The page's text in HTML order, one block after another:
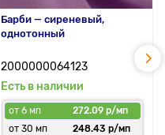
Барби — сиреневый,
однотонный
2000000064123
Есть в наличии
от 6 мп
272.09 р/мп
от 30 мп
248.43 р/мп